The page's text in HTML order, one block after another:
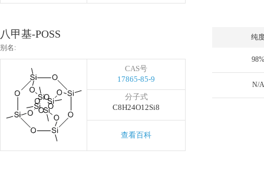
八甲基-POSS
别名:
CAS号
17865-85-9
分子式
C8H24O12Si8
查看百科
纯
98%
N/A